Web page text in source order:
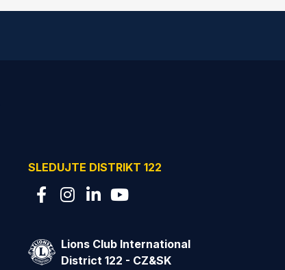
SLEDUJTE DISTRIKT 122
Lions Club International
District 122 - CZ&SK